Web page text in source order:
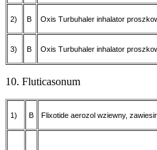
2) B Oxis Turbuhaler inhalator
3) B Oxis Turbuhaler inhalator
10. Fluticasonum
1) B Flixotide aerozol wziewny,